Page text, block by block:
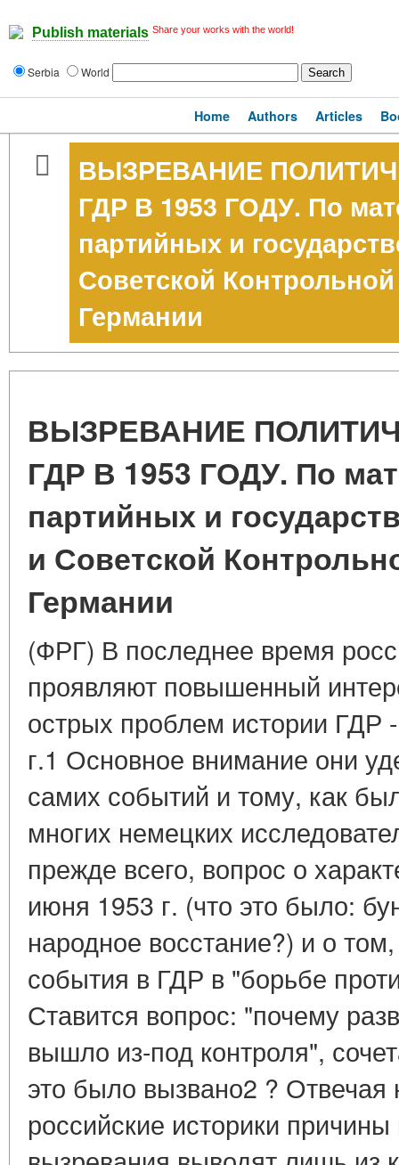
Publish materials Share your works with the world!
Serbia World
Home Authors Articles
ВЫЗРЕВАНИЕ
ГДР В 1953 ГОДУ. По
партийных и
Советской
Германии
ВЫЗРЕВАНИЕ
ГДР В 1953 ГОДУ. По
партийных и
и Советской
Германии
(ФРГ) В последнее время
проявляют повышенный
острых проблем истории
г.1 Основное внимание они
самих событий и тому, как
многих немецких
прежде всего, вопрос о
июня 1953 г. (что это было:
народное восстание?) и о
события в ГДР в "борьбе
Ставится вопрос: "почему
вышло из-под контроля",
это было вызвано2 ? Отвечая
российские историки